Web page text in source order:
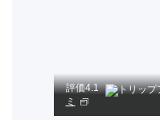
評価4.1
ミ